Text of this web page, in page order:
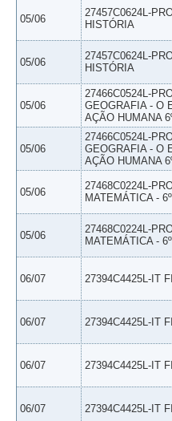
05/06
27457C0624L-
HISTÓRIA
05/06
27457C0624L-
HISTÓRIA
05/06
27466C0524L-
GEOGRAFIA - O
AÇÃO HUMANA
05/06
27466C0524L-
GEOGRAFIA - O
AÇÃO HUMANA
05/06
27468C0224L-
MATEMÁTICA -
05/06
27468C0224L-
MATEMÁTICA -
06/07 27394C4425L-IT
06/07 27394C4425L-IT
06/07 27394C4425L-IT
06/07 27394C4425L-IT